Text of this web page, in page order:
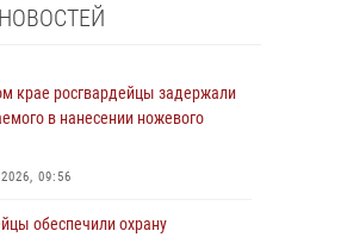
крае росгвардейцы задержали
в нанесении ножевого
09:56
обеспечили охрану